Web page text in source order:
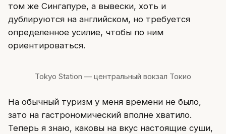
том же Сингапуре, а вывески, хоть и
дублируются на английском, но требуется
определенное усилие, чтобы по ним
ориентироваться.
Tokyo Station — центральный вокзал Токио
На обычный туризм у меня времени не было,
зато на гастрономический вполне хватило.
Теперь я знаю, каковы на вкус настоящие суши,